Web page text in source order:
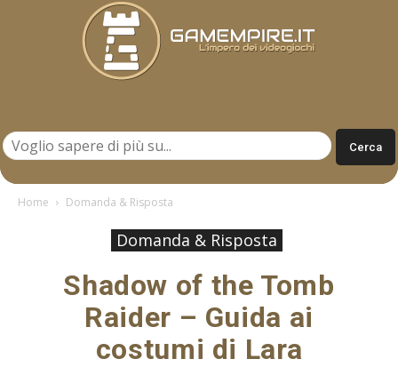
Home Domanda & Risposta
Domanda & Risposta
Shadow of the Tomb
Raider – Guida ai
costumi di Lara